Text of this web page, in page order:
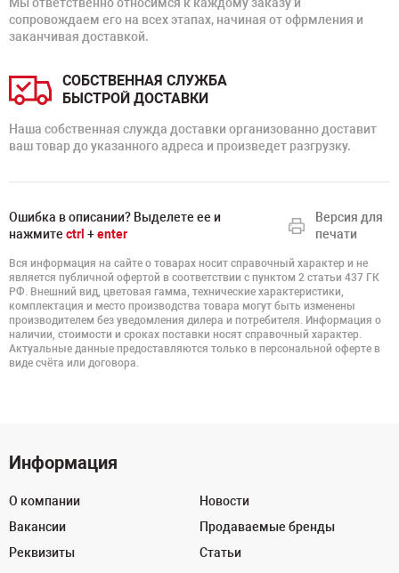
сопровождаем его на всех этапах, начиная от офрмления и
заканчивая доставкой.
СОБСТВЕННАЯ СЛУЖБА
БЫСТРОЙ ДОСТАВКИ
Наша собственная служда доставки организованно доставит
ваш товар до указанного адреса и произведет разгрузку.
Ошибка в описании? Выделете ее и
нажмите ctrl +enter
Версия для
печати
Вся информация на сайте о товарах носит справочный характер и не
является публичной офертой в соответствии с пунктом 2 статьи 437 ГК
РФ. Внешний вид, цветовая гамма, технические характеристики,
комплектация и место производства товара могут быть изменены
производителем без уведомления дилера и потребителя. Информация о
наличии, стоимости и сроках поставки носят справочный характер.
Актуальные данные предоставляются только в персональной оферте в
виде счёта или договора.
Информация
О компании
Вакансии
Реквизиты
Новости
Продаваемые бренды
Статьи